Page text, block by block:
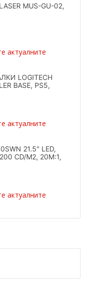
MUS-GU-02,
актуалните
LOGITECH
BASE, PS5,
актуалните
21.5" LED,
CD/M2, 20M:1,
актуалните